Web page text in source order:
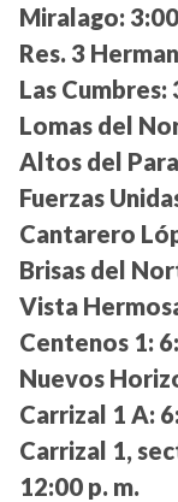
Miralago:
Res. 3
Las Cumbres:
Lomas del
Altos del
Fuerzas
Cantarero
Brisas del
Vista
Centenos 1:
Nuevos
Carrizal 1 A:
Carrizal 1,
12:00 p. m.